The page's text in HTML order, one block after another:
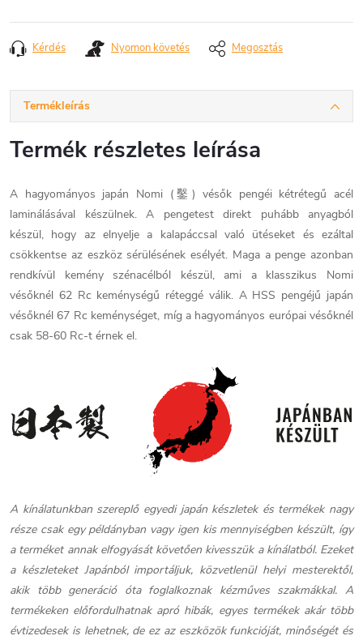
Kérdés Nyomon követés Megosztás
Termékleírás
Termék részletes leírása
A hagyományos japán Nomi (鑿) vésők pengéi kétrétegű acél
laminálásával készülnek. A pengetest direkt puhább anyagból
készül, hogy az elnyelje a kalapáccsal való ütéseket és ezáltal
csökkentse az eszköz sérülésének esélyét. Maga a penge azonban
rendkívül kemény szénacélból készül, ami a klasszikus Nomi
vésőknél 62 Rc keménységű réteggé válik. A HSS pengéjű japán
vésőknél 67 Rc keménységet, míg a hagyományos európai vésőknél
csak 58-60 Rc-t érnek el.
A kínálatunkban szereplő egyedi japán készletek és termékek nagy
része csak egy példányban vagy igen kis mennyiségben készült, így
a terméket annak elfogyását követően kivesszük a kínálatból. Ezeket
a készleteket Japánból importáljuk, közvetlenül helyi mesterektől,
akik több generáció óta foglalkoznak kézműves szakmákkal. A
termékeken előfordulhatnak apró hibák, egyes termékek akár több
évtizedesek is lehetnek, de ez az eszközök funkcióját, minőségét és